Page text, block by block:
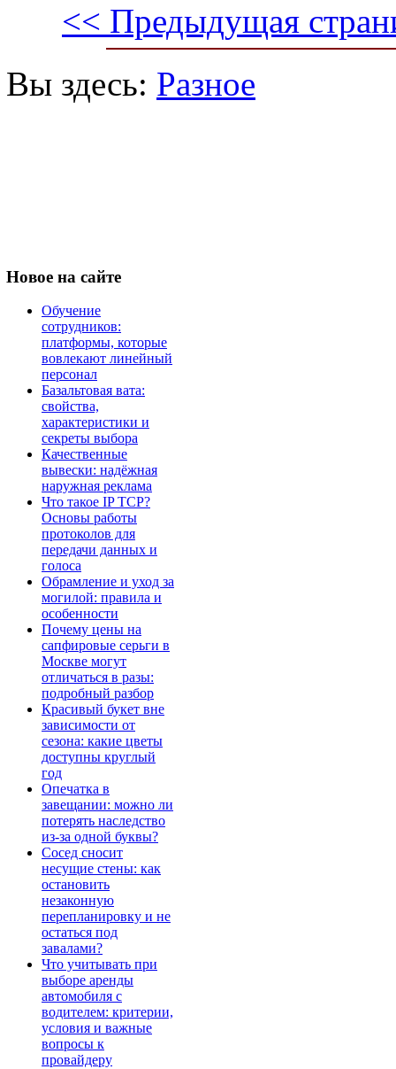
<< Предыдущая
Вы здесь: Разное
Новое на сайте
Обучение
сотрудников:
платформы, которые
вовлекают линейный
персонал
Базальтовая вата:
свойства,
характеристики и
секреты выбора
Качественные
вывески: надёжная
наружная реклама
Что такое IP TCP?
Основы работы
протоколов для
передачи данных и
голоса
Обрамление и уход за
могилой: правила и
особенности
Почему цены на
сапфировые серьги в
Москве могут
отличаться в разы:
подробный разбор
Красивый букет вне
зависимости от
сезона: какие цветы
доступны круглый
год
Опечатка в
завещании: можно ли
потерять наследство
из-за одной буквы?
Сосед сносит
несущие стены: как
остановить
незаконную
перепланировку и не
остаться под
завалами?
Что учитывать при
выборе аренды
автомобиля с
водителем: критерии,
условия и важные
вопросы к
провайдеру